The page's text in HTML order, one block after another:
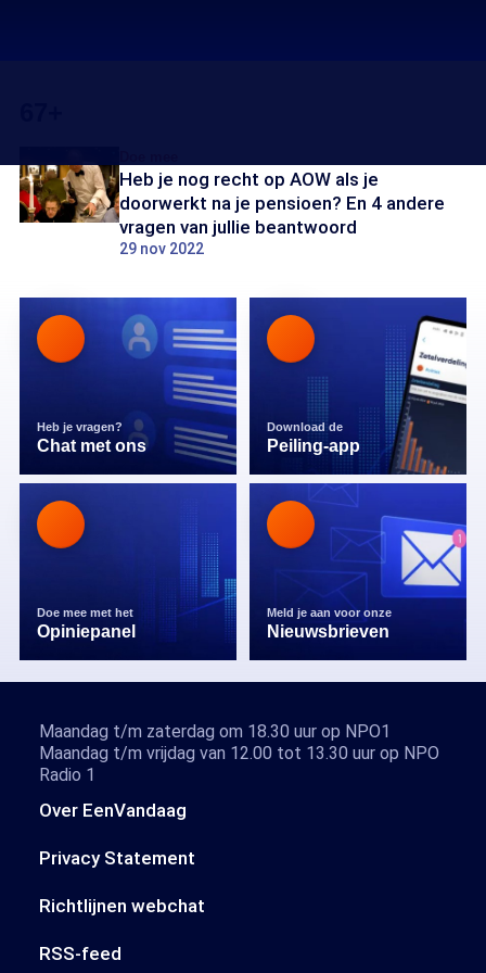
Heb je nog recht op AOW als je
doorwerkt na je pensioen? En 4 andere
vragen van jullie beantwoord
29 nov 2022
Heb je vragen?
Chat met ons
Download de
Peiling-app
Doe mee met het
Opiniepanel
Meld je aan voor onze
Nieuwsbrieven
Over EenVandaag
Privacy Statement
Richtlijnen webchat
RSS-feed
Maandag t/m zaterdag om 18.30 uur op NPO1
Maandag t/m vrijdag van 12.00 tot 13.30 uur op NPO
Radio 1